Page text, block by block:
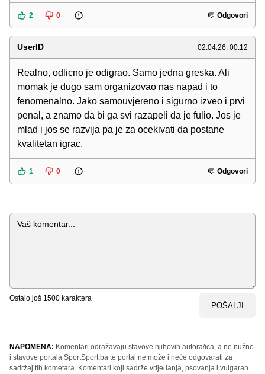
2 0 Odgovori
UserID 02.04.26. 00:12
Realno, odlicno je odigrao. Samo jedna greska. Ali
momak je dugo sam organizovao nas napad i to
fenomenalno. Jako samouvjereno i sigurno izveo i prvi
penal, a znamo da bi ga svi razapeli da je fulio. Jos je
mlad i jos se razvija pa je za ocekivati da postane
kvalitetan igrac.
1 0 Odgovori
Komentar
Ostalo još 1500 karaktera
POŠALJI
NAPOMENA: Komentari odražavaju stavove njihovih autora/ica, a ne nužno
i stavove portala SportSport.ba te portal ne može i neće odgovarati za
sadržaj tih kometara. Komentari koji sadrže vrijeđanja, psovanja i vulgaran